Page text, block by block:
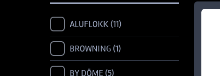
ALUFLOKK 11
BROWNING 1
BY DÖME 5